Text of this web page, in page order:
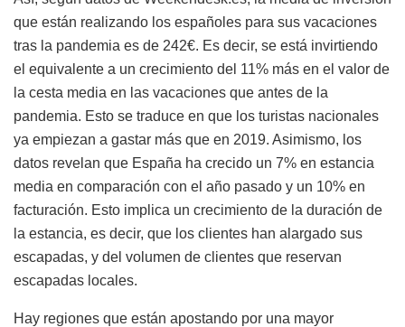
que están realizando los españoles para sus vacaciones
tras la pandemia es de 242€. Es decir, se está invirtiendo
el equivalente a un crecimiento del 11% más en el valor de
la cesta media en las vacaciones que antes de la
pandemia. Esto se traduce en que los turistas nacionales
ya empiezan a gastar más que en 2019. Asimismo, los
datos revelan que España ha crecido un 7% en estancia
media en comparación con el año pasado y un 10% en
facturación. Esto implica un crecimiento de la duración de
la estancia, es decir, que los clientes han alargado sus
escapadas, y del volumen de clientes que reservan
escapadas locales.
Hay regiones que están apostando por una mayor